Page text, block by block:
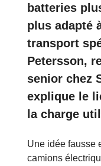
batteries
plus adapté
transport
Petersson,
senior chez
explique le
la charge
Une idée fausse
camions